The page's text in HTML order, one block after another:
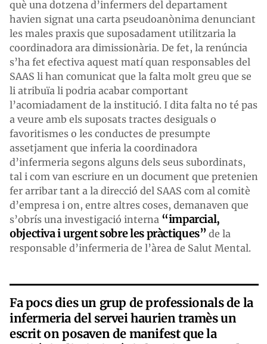
què una dotzena d’infermers del departament
havien signat una carta pseudoanònima denunciant
les males praxis que suposadament utilitzaria la
coordinadora ara dimissionària. De fet, la renúncia
s’ha fet efectiva aquest matí quan responsables del
SAAS li han comunicat que la falta molt greu que se
li atribuïa li podria acabar comportant
l’acomiadament de la institució. I dita falta no té pas
a veure amb els suposats tractes desiguals o
favoritismes o les conductes de presumpte
assetjament que inferia la coordinadora
d’infermeria segons alguns dels seus subordinats,
tal i com van escriure en un document que pretenien
fer arribar tant a la direcció del SAAS com al comitè
d’empresa i on, entre altres coses, demanaven que
s’obrís una investigació interna “imparcial,
objectiva i urgent sobre les pràctiques”de la
responsable d’infermeria de l’àrea de Salut Mental.
Fa pocs dies un grup de professionals de la
infermeria del servei haurien tramès un
escrit on posaven de manifest que la